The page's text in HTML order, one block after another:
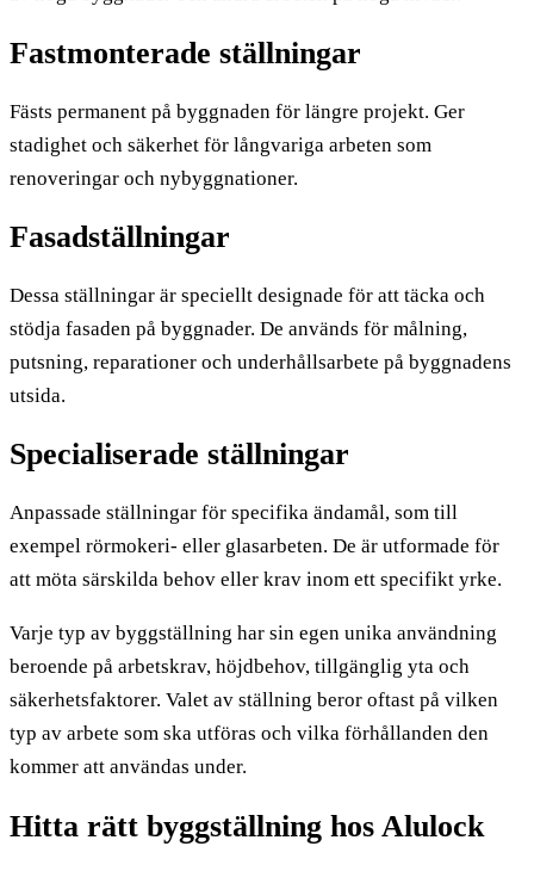
Fastmonterade ställningar
Fästs permanent på byggnaden för längre projekt. Ger
stadighet och säkerhet för långvariga arbeten som
renoveringar och nybyggnationer.
Fasadställningar
Dessa ställningar är speciellt designade för att täcka och
stödja fasaden på byggnader. De används för målning,
putsning, reparationer och underhållsarbete på byggnadens
utsida.
Specialiserade ställningar
Anpassade ställningar för specifika ändamål, som till
exempel rörmokeri- eller glasarbeten. De är utformade för
att möta särskilda behov eller krav inom ett specifikt yrke.
Varje typ av byggställning har sin egen unika användning
beroende på arbetskrav, höjdbehov, tillgänglig yta och
säkerhetsfaktorer. Valet av ställning beror oftast på vilken
typ av arbete som ska utföras och vilka förhållanden den
kommer att användas under.
Hitta rätt byggställning hos Alulock